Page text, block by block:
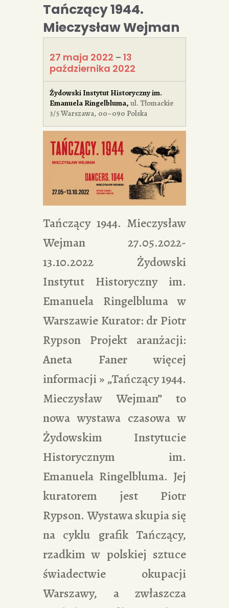
Tańczący 1944.
Mieczysław Wejman
27 maja 2022 – 13
października 2022
Żydowski Instytut Historyczny im.
Emanuela Ringelbluma, ul. Tłomackie
3/5Warszawa, 00–090 Polska
Tańczący 1944. Mieczysław
Wejman 27.05.2022-
13.10.2022 Żydowski
Instytut Historyczny im.
Emanuela Ringelbluma w
Warszawie Kurator: dr Piotr
Rypson Projekt aranżacji:
Aneta Faner więcej
informacji » „Tańczący 1944.
Mieczysław Wejman” to
nowa wystawa czasowa w
Żydowskim Instytucie
Historycznym im.
Emanuela Ringelbluma. Jej
kuratorem jest Piotr
Rypson. Wystawa skupia się
na cyklu grafik Tańczący,
rzadkim w polskiej sztuce
świadectwie okupacji
Warszawy, a zwłaszcza